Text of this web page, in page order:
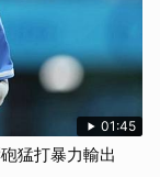
01:45
猛打暴力輸出